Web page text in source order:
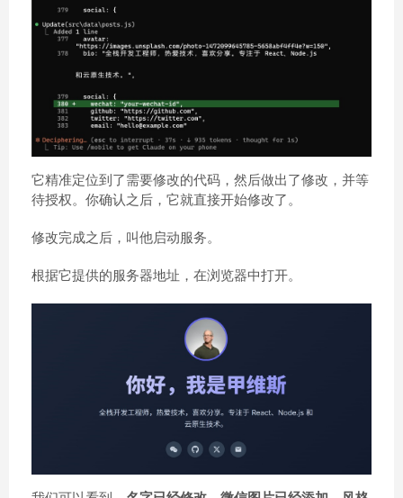
它精准定位到了需要修改的代码，然后做出了修改，并等
待授权。你确认之后，它就直接开始修改了。
修改完成之后，叫他启动服务。
根据它提供的服务器地址，在浏览器中打开。